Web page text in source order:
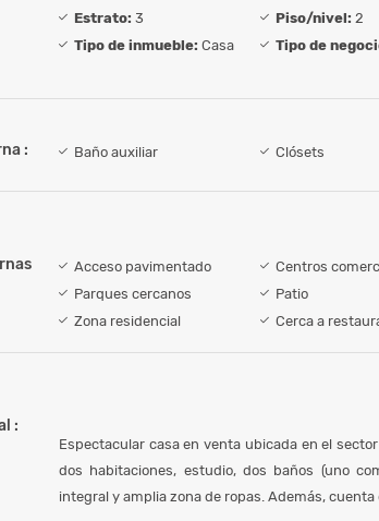
Estrato: 3 Piso/nivel: 2
Tipo de inmueble: Casa Tipo de
: Baño auxiliar Clósets
Acceso pavimentado Centros
Parques cercanos
Patio
Zona residencial
Cerca a
:
Espectacular casa en venta ubicada en el
dos habitaciones, estudio, dos baños (uno
integral y amplia zona de ropas. Además, cuenta